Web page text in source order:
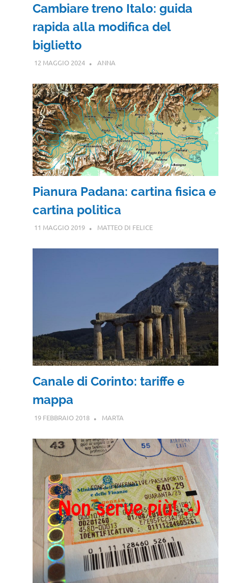
Cambiare treno Italo: guida
rapida alla modifica del
biglietto
12 MAGGIO 2024 ANNA
Pianura Padana: cartina fisica e
cartina politica
11 MAGGIO 2019 MATTEO DI FELICE
Canale di Corinto: tariffe e
mappa
19 FEBBRAIO 2018 MARTA